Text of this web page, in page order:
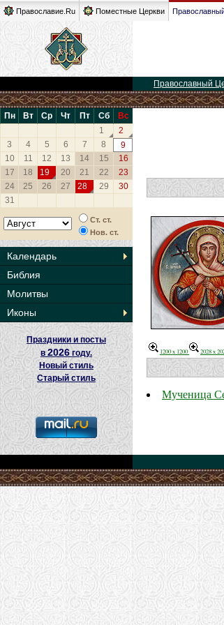
Православие.Ru Поместные Церкви
Православный
Пн Вт Ср Чт Пт Сб
Вс
1
2
3
4 5 6 7 8
9
10
11 12 13 14 15
16
17
18 19 20 21 22
23
24
25 26 27 28 29
30
31
Ст. ст.
Нов. ст.
Календарь
Библия
Молитвы
Иконы
Праздники и посты
в2026 году.
Новый стиль
Старый стиль
1200 x 1200 2028 x
Мученица